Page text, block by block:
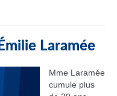
Laramée
Mme Laramée
cumule plus